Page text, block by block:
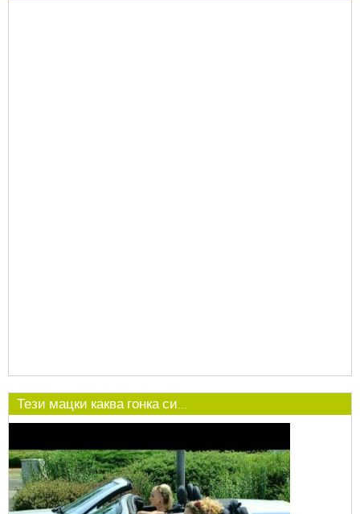
Тези мацки каква гонка си...